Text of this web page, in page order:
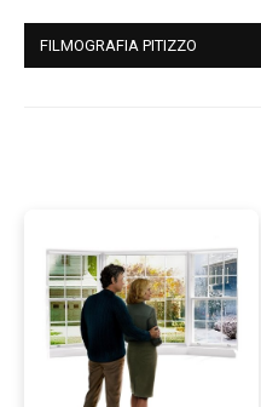
FILMOGRAFIA PITIZZO